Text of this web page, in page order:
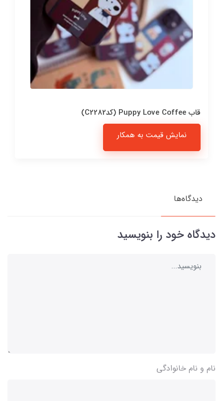
قاب Puppy Love Coffee (کدC2282)
نمایش قیمت به همکار
دیدگاه‌ها
دیدگاه خود را بنویسید
نام و نام خانوادگی